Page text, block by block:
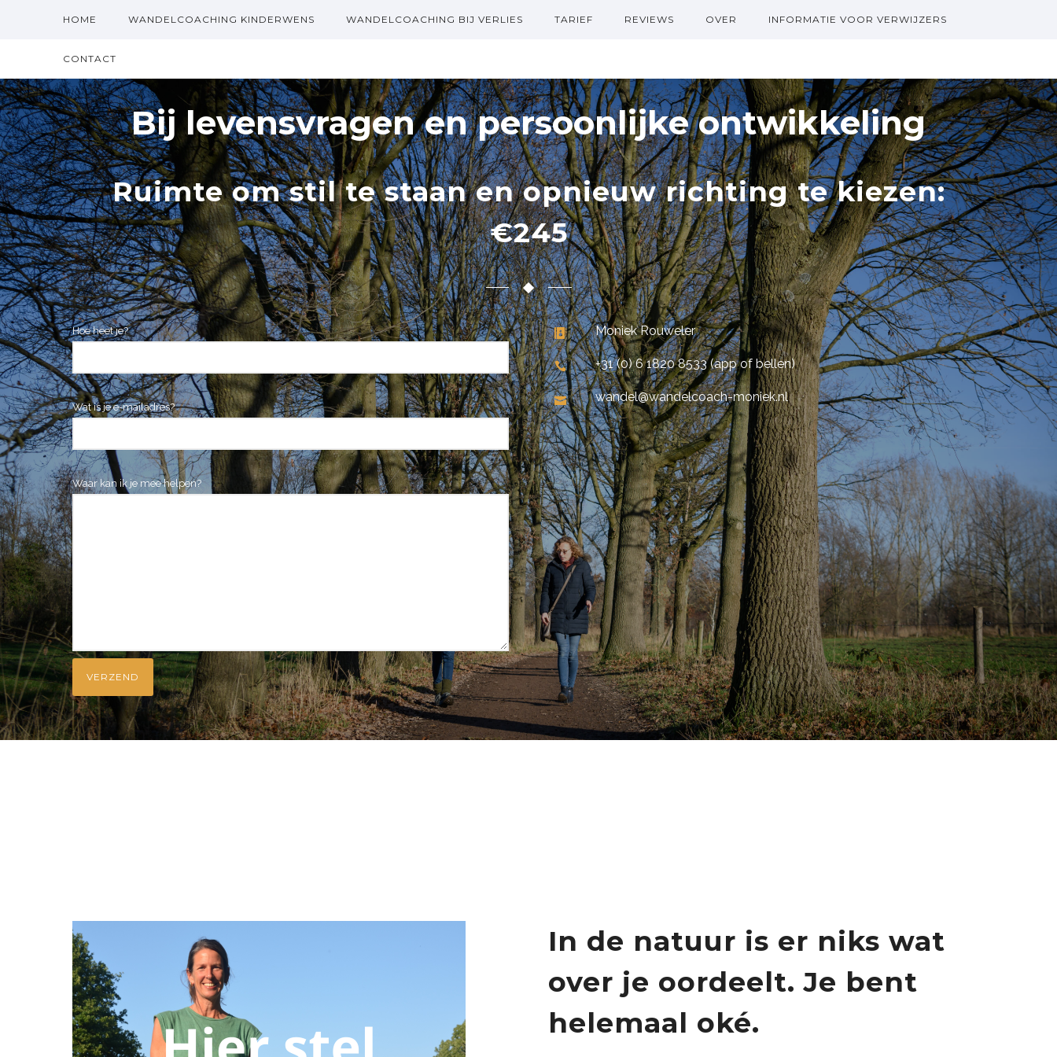
HOME WANDELCOACHING KINDERWENS WANDELCOACHING BIJ VERLIES TARIEF REVIEWS OVER INFORMATIE VOOR VERWIJZERS
CONTACT
Bij levensvragen en persoonlijke ontwikkeling
Ruimte om stil te staan en opnieuw richting te kiezen:
€245
Hoe heet je?
Wat is je e-mailadres?
Waar kan ik je mee helpen?
Moniek Rouweler
+31 (0) 6 1820 8533 (app of bellen)
wandel@wandelcoach-moniek.nl
In de natuur is er niks wat
over je oordeelt. Je bent
helemaal oké.